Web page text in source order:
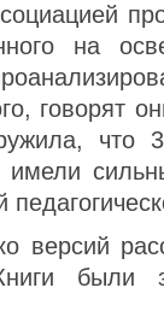
на
говорят
что
имели
версий
были